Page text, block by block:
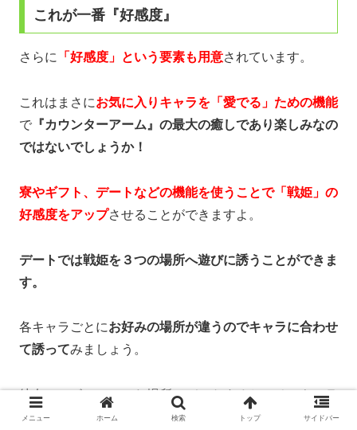
これが一番『好感度』
さらに 「好感度」という要素も用意されています。
これはまさにお気に入りキャラを「愛でる」ための機能
で 『カウンターアーム』の最大の癒しであり楽しみなの
ではないでしょうか！
寮やギフト、デートなどの機能を使うことで「戦姫」の
好感度をアップさせることができますよ。
デートでは戦姫を３つの場所へ遊びに誘うことができま
す。
各キャラごとにお好みの場所が違うのでキャラに合わせ
て誘ってみましょう。
彼女のツボにハマった場所でデートすると、そのキャラ
の意外な一面が見られるかもしれませんヨ。
メニュー ホーム 検索 トップ サイドバー